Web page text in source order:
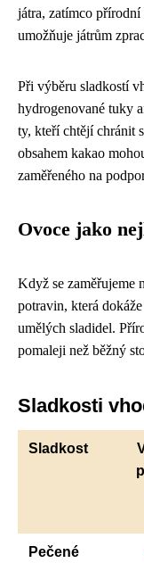
játra, zatímco
umožňuje játrům
Při výběru sladkostí
hydrogenované tuky
ty, kteří chtějí chránit
obsahem kakao
zaměřeného na
Ovoce jako
Když se zaměřujeme
potravin, která
umělých sladidel.
pomaleji než běžný
Sladkosti
Sladkost
Pečené